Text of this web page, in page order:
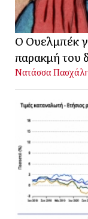
Ο Ουελμπέκ
παρακμή του
Νατάσσα